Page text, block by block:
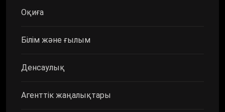
Оқиға
Білім және ғылым
Денсаулық
Агенттік жаңалықтары